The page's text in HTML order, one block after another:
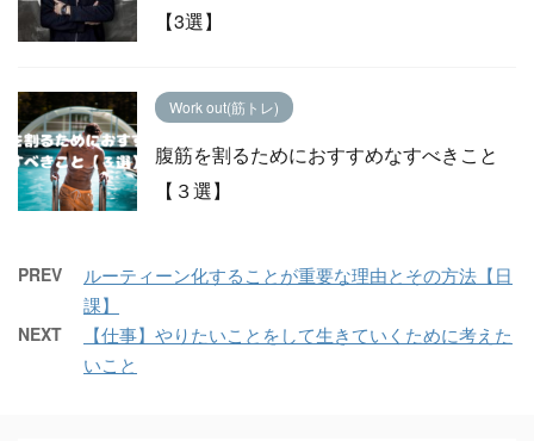
【3選】
Work out(筋トレ)
腹筋を割るためにおすすめなすべきこと
【３選】
PREV
ルーティーン化することが重要な理由とその方法【日
課】
NEXT
【仕事】やりたいことをして生きていくために考えた
いこと